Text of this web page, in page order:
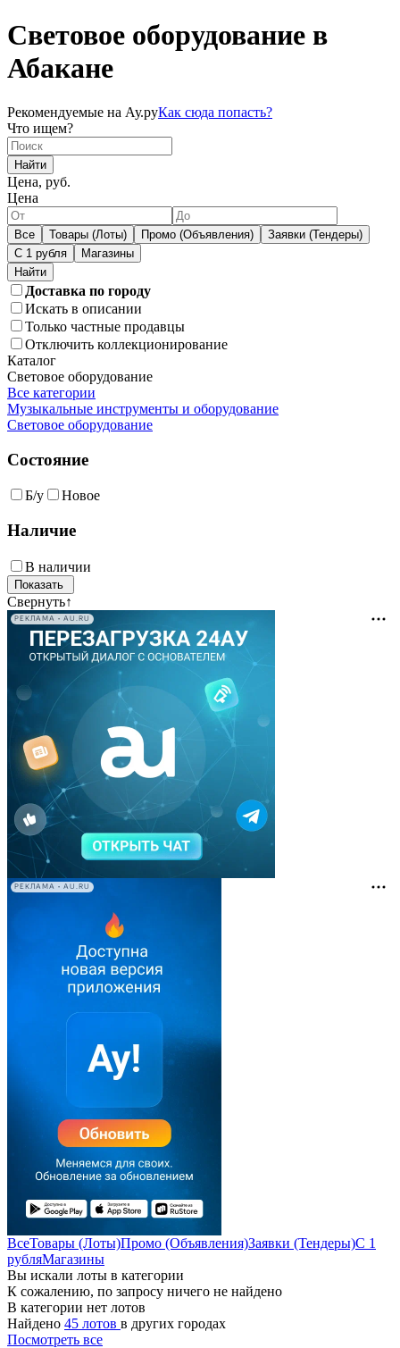
Световое оборудование в
Абакане
Рекомендуемые на Ау.руКак сюда попасть?
Что ищем?
Найти
Цена, руб.
Цена
Все Товары (Лоты) Промо (Объявления)
Заявки (Тендеры)
С 1 рубля
Магазины
Доставка по городу
Искать в описании
Только частные продавцы
Отключить коллекционирование
Каталог
Световое оборудование
Все категории
Музыкальные инструменты и оборудование
Световое оборудование
Состояние
Б/у Новое
Наличие
В наличии
Свернуть↑
РЕКЛАМА • AU.RU
РЕКЛАМА • AU.RU
ВсеТовары (Лоты)Промо (Объявления)Заявки (Тендеры)С 1
рубляМагазины
Вы искали лоты в категории
К сожалению, по запросу ничего не найдено
В категории нет лотов
Найдено 45 лотов в других городах
Посмотреть все